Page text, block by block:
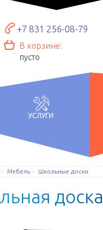
+7 831 256-08-79
В корзине:
пусто
УСЛУГИ
Мебель Школьные доски
льная доска